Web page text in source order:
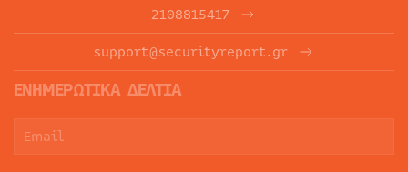
2108815417
support@securityreport.gr
ΕΝΗΜΕΡΩΤΙΚΑ ΔΕΛΤΙΑ